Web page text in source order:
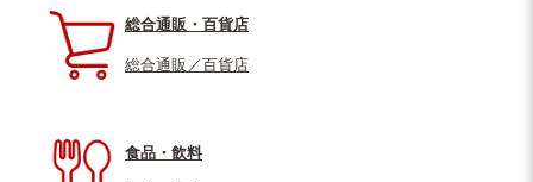
総合通販・百貨店
総合通販／百貨店
食品・飲料